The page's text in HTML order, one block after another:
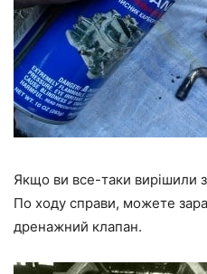
Якщо ви все-таки вирішили
По ходу справи, можете
дренажний клапан.